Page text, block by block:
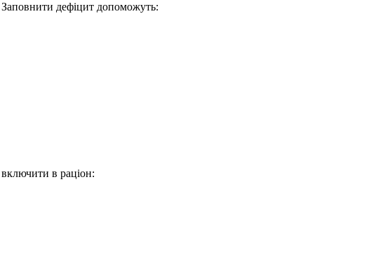
Заповнити дефіцит допоможуть:
включити в раціон: